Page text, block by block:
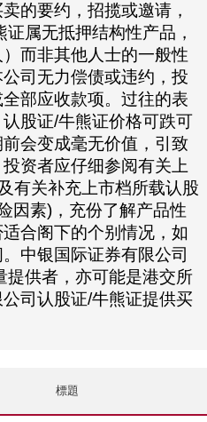
的要约，招揽或邀请，
属无抵押结构性产品，
而非其他人士的一般性
司无力偿债或违约，投
部应收款项。过往的表
股证/牛熊证价格可跌可
会变成毫无价值，引致
资者应仔细参阅有关上
有关补充上市档所载认股
因素)，充份了解产品性
合阁下的个别情况，如
中银国际证券有限公司
提供者，亦可能是港交所
司认股证/牛熊证提供买
標題